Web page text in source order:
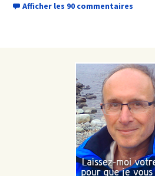
Afficher les 90 commentaires